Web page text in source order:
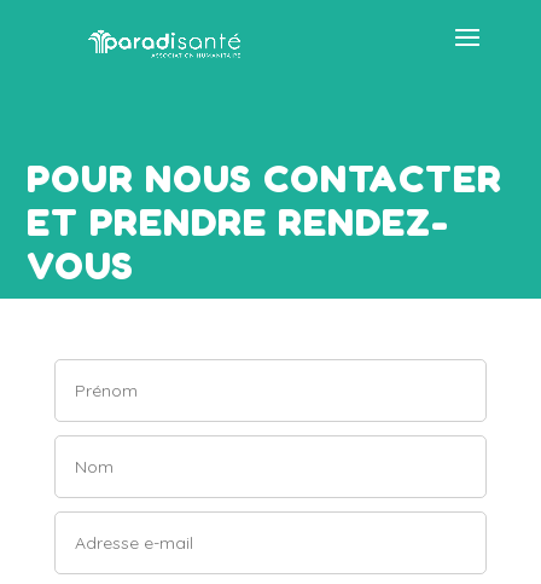
POUR NOUS CONTACTER
ET PRENDRE RENDEZ-
VOUS